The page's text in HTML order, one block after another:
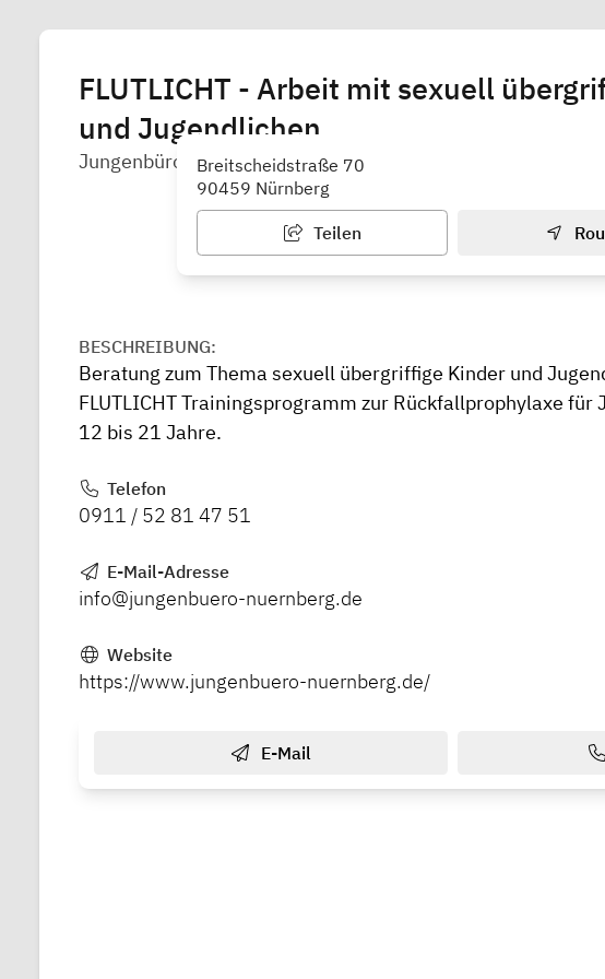
FLUTLICHT - Arbeit mit sexuell
und Jugendlichen
Jungenbüro Nürnberg - Schlupfwinkel e.V.
Breitscheidstraße 70
90459 Nürnberg
Teilen
BESCHREIBUNG:
Beratung zum Thema sexuell übergriffige Kinder und
FLUTLICHT Trainingsprogramm zur Rückfallprophylaxe für
12 bis 21 Jahre.
Telefon
0911 / 52 81 47 51
E-Mail-Adresse
info@jungenbuero-nuernberg.de
Website
https://www.jungenbuero-nuernberg.de/
E-Mail